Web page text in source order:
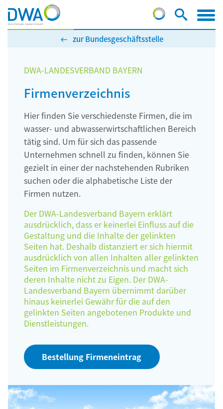
zur Bundesgeschäftsstelle
DWA-LANDESVERBAND BAYERN
Firmenverzeichnis
Hier finden Sie verschiedenste Firmen, die im
wasser- und abwasserwirtschaftlichen Bereich
tätig sind. Um für sich das passende
Unternehmen schnell zu finden, können Sie
gezielt in einer der nachstehenden Rubriken
suchen oder die alphabetische Liste der
Firmen nutzen.
Der DWA-Landesverband Bayern erklärt
ausdrücklich, dass er keinerlei Einfluss auf die
Gestaltung und die Inhalte der gelinkten
Seiten hat. Deshalb distanziert er sich hiermit
ausdrücklich von allen Inhalten aller gelinkten
Seiten im Firmenverzeichnis und macht sich
deren Inhalte nicht zu Eigen. Der DWA-
Landesverband Bayern übernimmt darüber
hinaus keinerlei Gewähr für die auf den
gelinkten Seiten angebotenen Produkte und
Dienstleistungen.
Bestellung Firmeneintrag